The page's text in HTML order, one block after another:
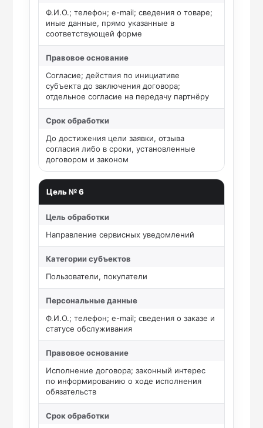
Ф.И.О.; телефон; e-mail; сведения о товаре;
иные данные, прямо указанные в
соответствующей форме
Правовое основание
Согласие; действия по инициативе
субъекта до заключения договора;
отдельное согласие на передачу партнёру
Срок обработки
До достижения цели заявки, отзыва
согласия либо в сроки, установленные
договором и законом
Цель № 6
Цель обработки
Направление сервисных уведомлений
Категории субъектов
Пользователи, покупатели
Персональные данные
Ф.И.О.; телефон; e-mail; сведения о заказе и
статусе обслуживания
Правовое основание
Исполнение договора; законный интерес
по информированию о ходе исполнения
обязательств
Срок обработки